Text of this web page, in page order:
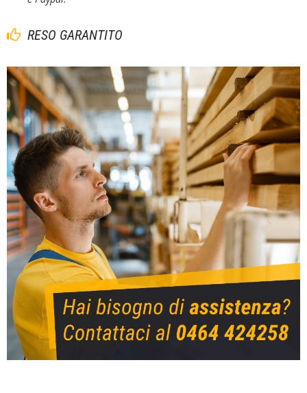
RESO GARANTITO